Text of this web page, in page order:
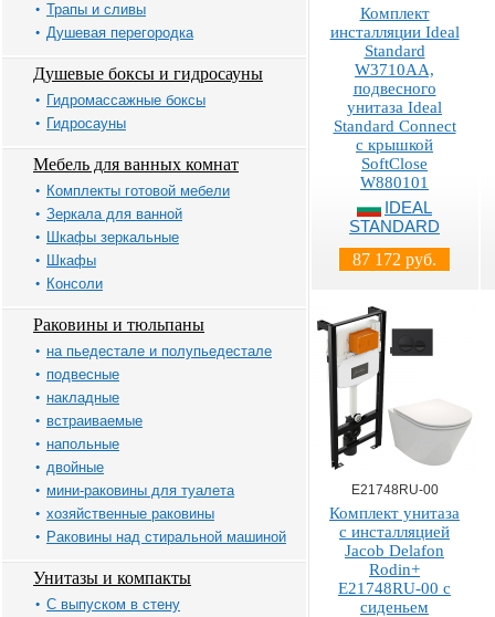
Трапы и сливы
Душевая перегородка
Душевые боксы и гидросауны
Гидромассажные боксы
Гидросауны
Мебель для ванных комнат
Комплекты готовой мебели
Зеркала для ванной
Шкафы зеркальные
Шкафы
Консоли
Раковины и тюльпаны
на пьедестале и полупьедестале
подвесные
накладные
встраиваемые
напольные
двойные
мини-раковины для туалета
хозяйственные раковины
Раковины над стиральной машиной
Унитазы и компакты
С выпуском в стену
Комплект
инсталляции Ideal
Standard
W3710AA,
подвесного
унитаза Ideal
Standard Connect
с крышкой
SoftClose
W880101
IDEAL
STANDARD
87 172 руб.
E21748RU-00
Комплект унитаза
с инсталляцией
Jacob Delafon
Rodin+
E21748RU-00 с
сиденьем